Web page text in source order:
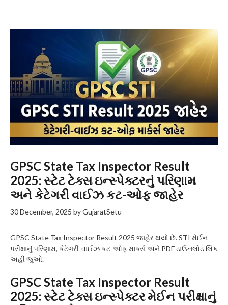
GPSC State Tax Inspector Result
2025: સ્ટેટ ટેક્સ ઇન્સ્પેક્ટરનું પરિણામ
અને કેટેગરી વાઈઝ કટ-ઓફ જાહેર
30 December, 2025 byGujaratSetu
GPSC State Tax Inspector Result 2025 જાહેર થયો છે. STI મેઈન
પરીક્ષાનું પરિણામ, કેટેગરી-વાઈઝ કટ-ઓફ માર્ક્સ અને PDF ડાઉનલોડ લિંક
અહીં જુઓ.
GPSC State Tax Inspector Result
2025: સ્ટેટ ટેક્સ ઇન્સ્પેક્ટર મેઈન પરીક્ષાનું